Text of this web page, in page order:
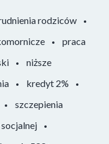
rodziców
praca
niższe
kredyt 2%
szczepienia